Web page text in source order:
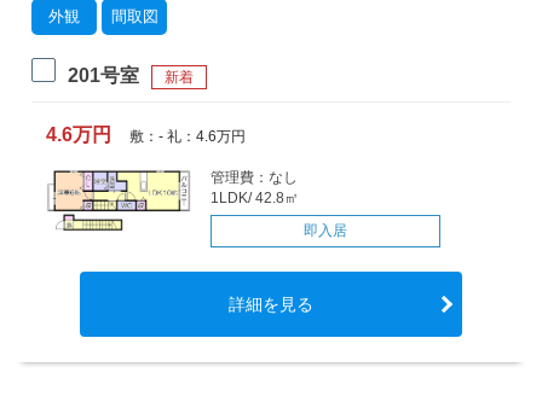
外観 間取図
201号室 新着
4.6万円 敷：- 礼：4.6万円
管理費：なし
1LDK/ 42.8㎡
即入居
詳細を見る